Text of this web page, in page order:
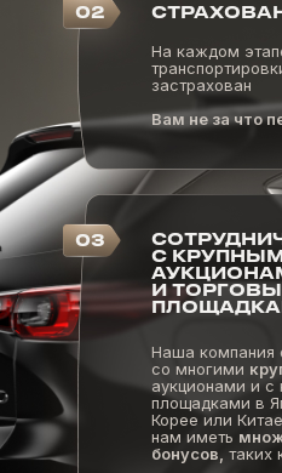
С
И
02
03
На каждом
застрахован
Вам не за что
Наша компания
со многими
аукционами и
площадками в
Корее или
нам иметь
бонусов, таких